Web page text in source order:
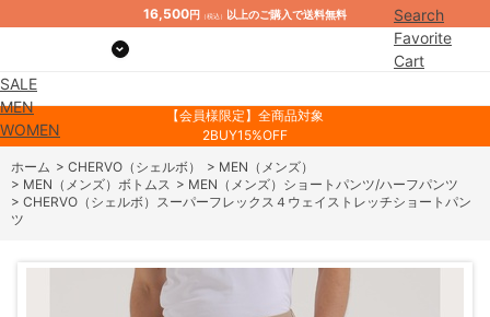
16,500円 （税込） 以上のご購入で送料無料
Search
Favorite
Cart
SALE
MEN
WOMEN
【会員様限定】全商品対象
2BUY15%OFF
ホーム > CHERVO（シェルボ） > MEN（メンズ）
> MEN（メンズ）ボトムス > MEN（メンズ）ショートパンツ/ハーフパンツ
> CHERVO（シェルボ）スーパーフレックス４ウェイストレッチショートパン
ツ